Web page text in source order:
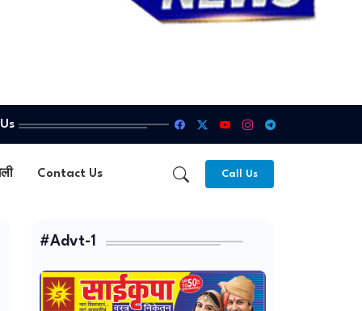
Contact Us Call Us
#Advt-1